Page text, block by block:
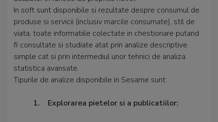
In soft sunt disponibile si rezultate despre consumul de
produse si servicii (inclusiv marcile consumate), stil de
viata, toate informatiile colectate in chestionare putand
fi consultate si studiate atat prin analize descriptive
simple cat si prin intermediul unor tehnici de analiza
statistica avansate.
Tipurile de analize disponibile in Sesame sunt:
1. Explorarea pietelor si a publicatiilor: